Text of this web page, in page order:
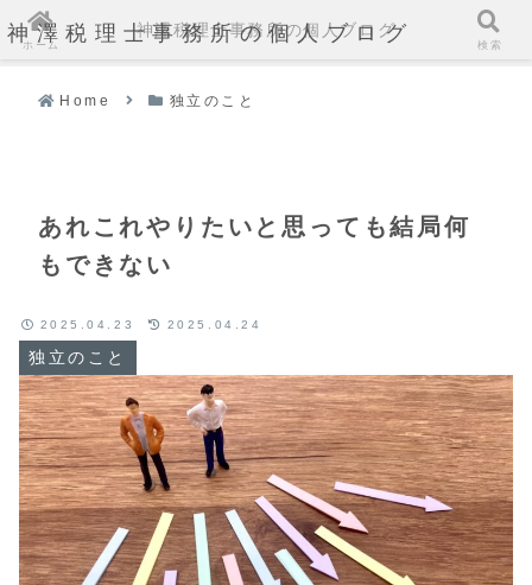
神澤税理士事務所の個人ブログ
Home 独立のこと
あれこれやりたいと思っても結局何
もできない
独立のこと
2025.04.23 2025.04.24
ホーム
神澤税理士事務所の個人ブログ
検索